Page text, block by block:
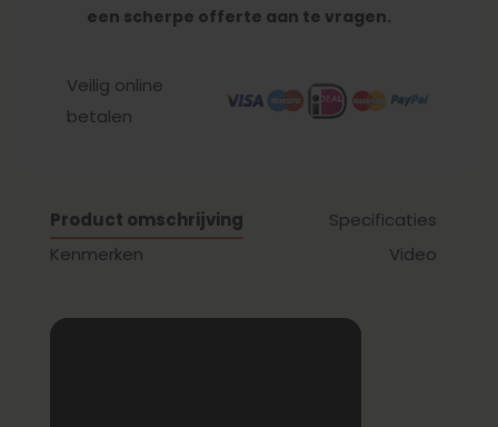
een scherpe offerte aan te vragen.
Veilig online
betalen
Product omschrijving
Specificaties
Kenmerken
Video